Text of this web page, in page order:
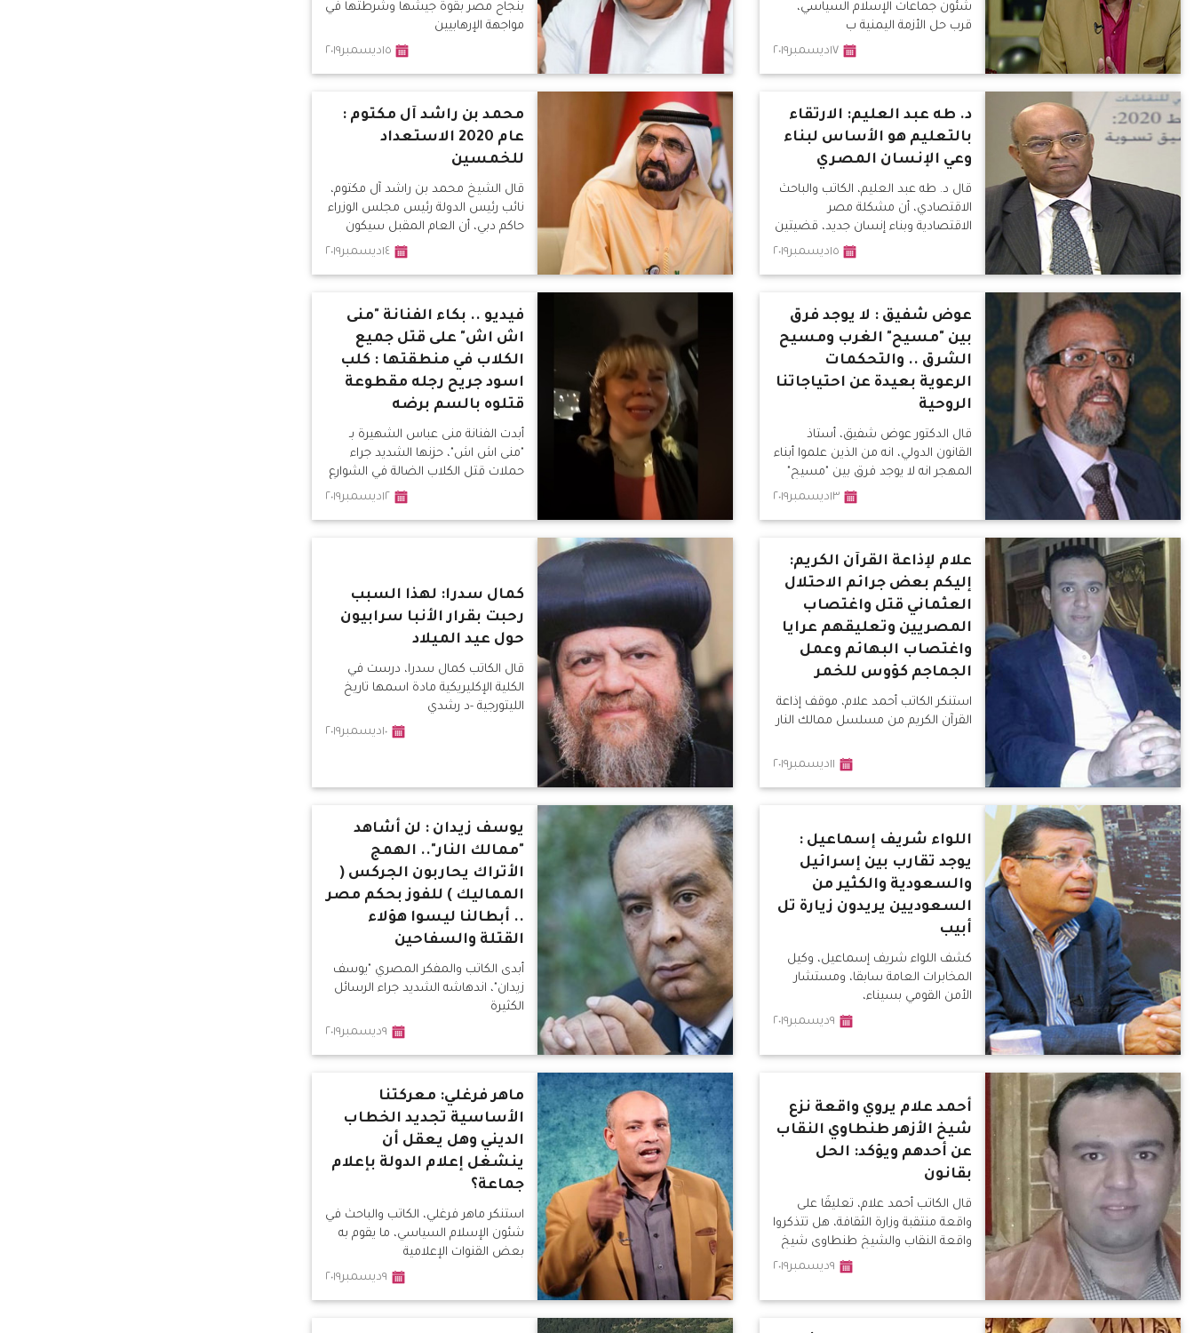
شئون جماعات الإسلام السياسي،
قرب حل الأزمة اليمنية ب
١٧ديسمبر٢٠١٩
بنجاح مصر بقوة جيشها وشرطتها في
مواجهة الإرهابيين
١٥ديسمبر٢٠١٩
د. طه عبد العليم: الارتقاء
بالتعليم هو الأساس لبناء
وعي الإنسان المصري
قال د. طه عبد العليم، الكاتب والباحث
الاقتصادي، أن مشكلة مصر
الاقتصادية وبناء إنسان جديد، قضيتين
١٥ديسمبر٢٠١٩
محمد بن راشد آل مكتوم :
عام 2020 الاستعداد
للخمسين
قال الشيخ محمد بن راشد آل مكتوم،
نائب رئيس الدولة رئيس مجلس الوزراء
حاكم دبي، أن العام المقبل سيكون
عام الاستعداد للخمسين. ١٤ديسمبر٢٠١٩
عوض شفيق : لا يوجد فرق
بين "مسيح" الغرب ومسيح
الشرق .. والتحكمات
الرعوية بعيدة عن احتياجاتنا
الروحية
قال الدكتور عوض شفيق، أستاذ
القانون الدولي، انه من الذين علموا أبناء
المهجر انه لا يوجد فرق بين "مسيح"
الغرب و"مسيح" الشرق." ١٣ديسمبر٢٠١٩
فيديو .. بكاء الفنانة "منى
اش اش" على قتل جميع
الكلاب في منطقتها : كلب
اسود جريح رجله مقطوعة
قتلوه بالسم برضه
أبدت الفنانة منى عباس الشهيرة بـ
"منى اش اش"، حزنها الشديد جراء
حملات قتل الكلاب الضالة في الشوارع
١٢ديسمبر٢٠١٩
علام لإذاعة القرآن الكريم:
إليكم بعض جرائم الاحتلال
العثماني قتل واغتصاب
المصريين وتعليقهم عرايا
واغتصاب البهائم وعمل
الجماجم كؤوس للخمر
استنكر الكاتب أحمد علام، موقف إذاعة
القرآن الكريم من مسلسل ممالك النار
١١ديسمبر٢٠١٩
كمال سدرا: لهذا السبب
رحبت بقرار الأنبا سرابيون
حول عيد الميلاد
قال الكاتب كمال سدرا، درست في
الكلية الإكليريكية مادة اسمها تاريخ
الليتورجية -د رشدي
١٠ديسمبر٢٠١٩
اللواء شريف إسماعيل :
يوجد تقارب بين إسرائيل
والسعودية والكثير من
السعوديين يريدون زيارة تل
أبيب
كشف اللواء شريف إسماعيل، وكيل
المخابرات العامة سابقا، ومستشار
الأمن القومي بسيناء،
٩ديسمبر٢٠١٩
يوسف زيدان : لن أشاهد
"ممالك النار".. الهمج
الأتراك يحاربون الجركس (
المماليك ) للفوز بحكم مصر
.. أبطالنا ليسوا هؤلاء
القتلة والسفاحين
أبدى الكاتب والمفكر المصري "يوسف
زيدان"، اندهاشه الشديد جراء الرسائل
الكثيرة
٩ديسمبر٢٠١٩
أحمد علام يروي واقعة نزع
شيخ الأزهر طنطاوي النقاب
عن أحدهم ويؤكد: الحل
بقانون
قال الكاتب أحمد علام، تعليقًا على
واقعة منتقبة وزارة الثقافة، هل تتذكروا
واقعة النقاب والشيخ طنطاوى شيخ
٩ديسمبر٢٠١٩
ماهر فرغلي: معركتنا
الأساسية تجديد الخطاب
الديني وهل يعقل أن
ينشغل إعلام الدولة بإعلام
جماعة؟
استنكر ماهر فرغلي، الكاتب والباحث في
شئون الإسلام السياسي، ما يقوم به
بعض القنوات الإعلامية
٩ديسمبر٢٠١٩